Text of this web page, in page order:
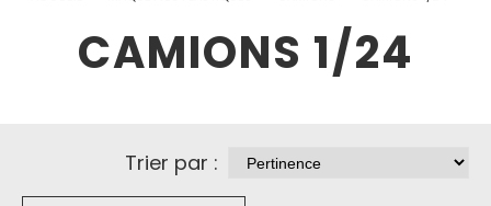
CAMIONS 1/24
Trier par :